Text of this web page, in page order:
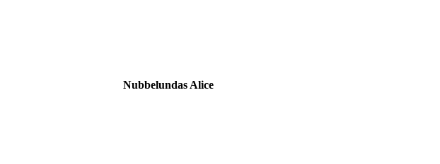
Nubbelundas Alice